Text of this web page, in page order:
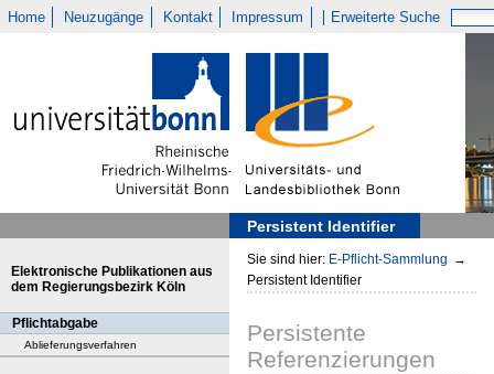
Home Neuzugänge Kontakt Impressum Erweiterte Suche
Persistent Identifier
Elektronische Publikationen aus
dem Regierungsbezirk Köln
Pflichtabgabe
Ablieferungsverfahren
Sie sind hier: E-Pflicht-Sammlung →
Persistent Identifier
Persistente
Referenzierungen